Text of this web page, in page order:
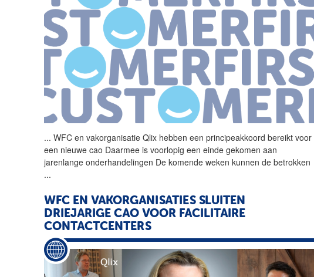
... WFC en vakorganisatieQlix hebben een principeakkoord bereikt voor
een nieuwe cao Daarmee is voorlopig een einde gekomen aan
jarenlange onderhandelingen De komende weken kunnen de betrokken
...
WFC EN VAKORGANISATIES SLUITEN
DRIEJARIGE CAO VOOR FACILITAIRE
CONTACTCENTERS